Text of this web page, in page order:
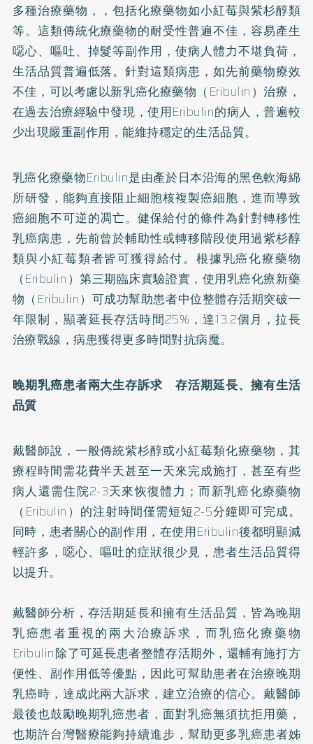
多種治療藥物，，包括化療藥物如小紅莓與紫杉醇類
等。這類傳統化療藥物的耐受性普遍不佳，容易產生
噁心、嘔吐、掉髮等副作用，使病人體力不堪負荷，
生活品質普遍低落。針對這類病患，如先前藥物療效
不佳，可以考慮以新乳癌化療藥物（Eribulin）治療，
在過去治療經驗中發現，使用Eribulin的病人，普遍較
少出現嚴重副作用，能維持穩定的生活品質。
乳癌化療藥物Eribulin是由產於日本沿海的黑色軟海綿
所研發，能夠直接阻止細胞核複製癌細胞，進而導致
癌細胞不可逆的凋亡。健保給付的條件為針對轉移性
乳癌病患，先前曾於輔助性或轉移階段使用過紫杉醇
類與小紅莓類者皆可獲得給付。根據乳癌化療藥物
（Eribulin）第三期臨床實驗證實，使用乳癌化療新藥
物（Eribulin）可成功幫助患者中位整體存活期突破一
年限制，顯著延長存活時間25%，達13.2個月，拉長
治療戰線，病患獲得更多時間對抗病魔。
晚期乳癌患者兩大生存訴求 存活期延長、擁有生活
品質
戴醫師說，一般傳統紫杉醇或小紅莓類化療藥物，其
療程時間需花費半天甚至一天來完成施打，甚至有些
病人還需住院2-3天來恢復體力；而新乳癌化療藥物
（Eribulin）的注射時間僅需短短2-5分鐘即可完成。
同時，患者關心的副作用，在使用Eribulin後都明顯減
輕許多，噁心、嘔吐的症狀很少見，患者生活品質得
以提升。
戴醫師分析，存活期延長和擁有生活品質，皆為晚期
乳癌患者重視的兩大治療訴求，而乳癌化療藥物
Eribulin除了可延長患者整體存活期外，還輔有施打方
便性、副作用低等優點，因此可幫助患者在治療晚期
乳癌時，達成此兩大訴求，建立治療的信心。戴醫師
最後也鼓勵晚期乳癌患者，面對乳癌無須抗拒用藥，
也期許台灣醫療能夠持續進步，幫助更多乳癌患者姊